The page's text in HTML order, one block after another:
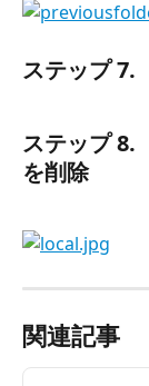
ステップ 7.
ステップ 8.
を削除
関連記事